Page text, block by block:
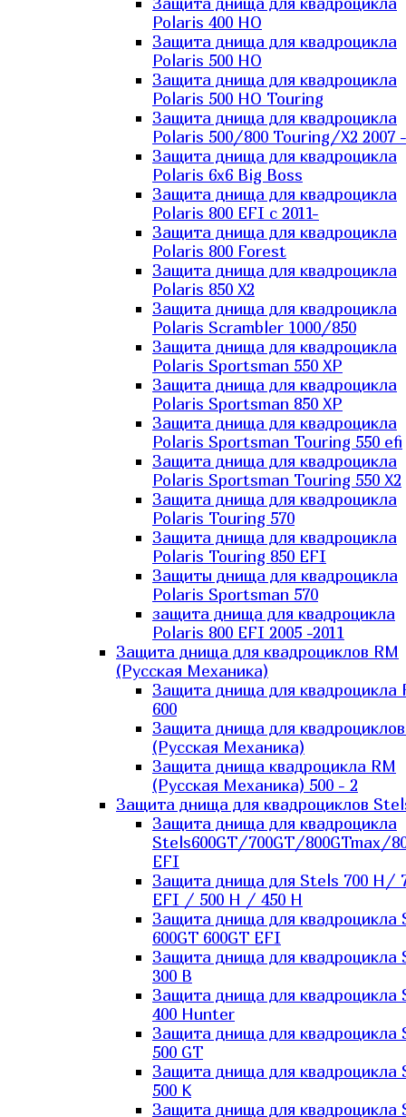
Polaris 400 HO
Защита днища для квадроцикла
Polaris 500 HO
Защита днища для квадроцикла
Polaris 500 HO Touring
Защита днища для квадроцикла
Polaris 500/800 Touring/X2 2007 -
Защита днища для квадроцикла
Polaris 6х6 Big Boss
Защита днища для квадроцикла
Polaris 800 EFI с 2011-
Защита днища для квадроцикла
Polaris 800 Forest
Защита днища для квадроцикла
Polaris 850 X2
Защита днища для квадроцикла
Polaris Scrambler 1000/850
Защита днища для квадроцикла
Polaris Sportsman 550 XP
Защита днища для квадроцикла
Polaris Sportsman 850 XP
Защита днища для квадроцикла
Polaris Sportsman Touring 550 efi
Защита днища для квадроцикла
Polaris Sportsman Touring 550 X2
Защита днища для квадроцикла
Polaris Touring 570
Защита днища для квадроцикла
Polaris Touring 850 EFI
Защиты днища для квадроцикла
Polaris Sportsman 570
защита днища для квадроцикла
Polaris 800 EFI 2005 -2011
Защита днища для квадроциклов RM
(Русская Механика)
Защита днища для квадроцикла
600
Защита днища для
(Русская Механика)
Защита днища квадроцикла RM
(Русская Механика) 500 - 2
Защита днища для квадроциклов
Защита днища для квадроцикла
Stels600GT/700GT/800GTmax/
EFI
Защита днища для Stels 700 H/
EFI / 500 H / 450 H
Защита днища для квадроцикла
600GT 600GT EFI
Защита днища для квадроцикла
300 B
Защита днища для квадроцикла
400 Hunter
Защита днища для квадроцикла
500 GT
Защита днища для квадроцикла
500 K
Защита днища для квадроцикла